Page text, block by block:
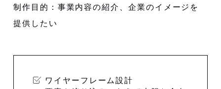
制作目的：事業内容の紹介、企業のイメージを
提供したい
ワイヤーフレーム設計